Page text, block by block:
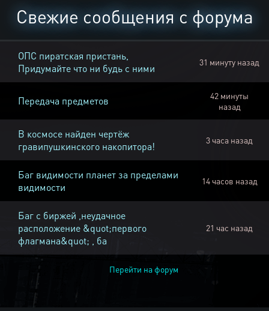
Свежие сообщения с форума
ОПС пиратская пристань,
Придумайте что ни будь с ними
31 минуту назад
Передача предметов
42 минуты
назад
В космосе найден чертёж
гравипушкинского накопитора!
3 часа назад
Баг видимости планет за пределами
видимости
14 часов назад
Баг с биржей ,неудачное
расположение &quot;первого
флагмана&quot; , ба
21 час назад
Перейти на форум